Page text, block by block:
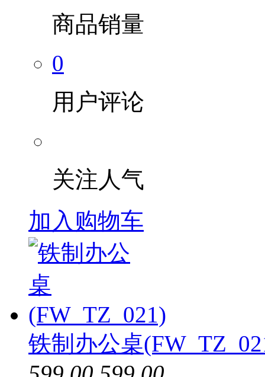
商品销量
0
用户评论
关注人气
加入购物车
铁制办公桌